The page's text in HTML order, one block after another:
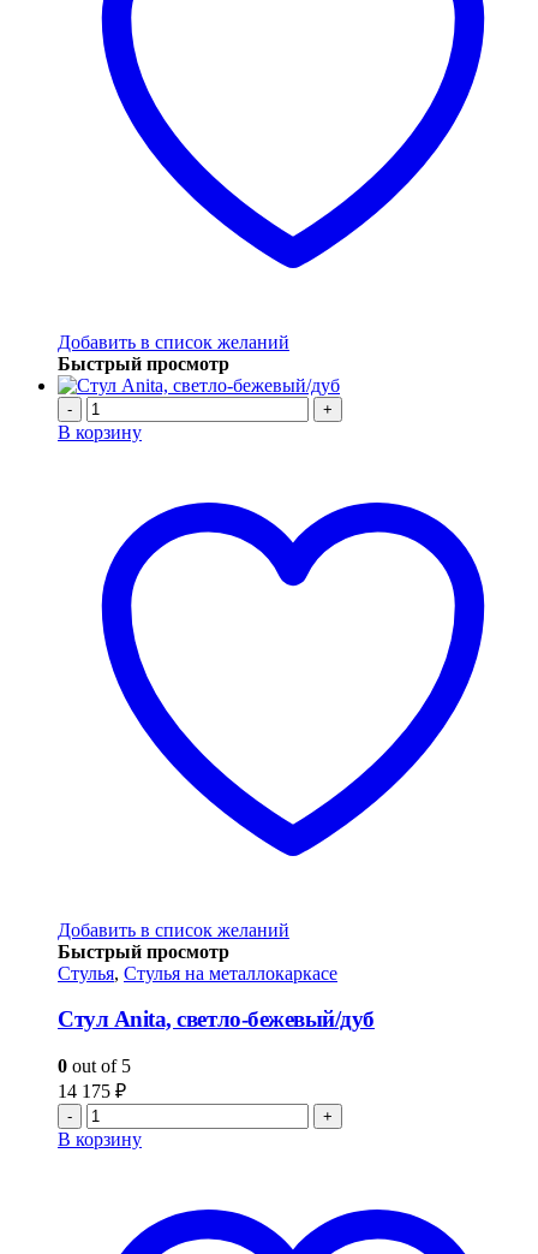
Добавить в список желаний
Быстрый просмотр
- +
В корзину
Добавить в список желаний
Быстрый просмотр
Стулья, Стулья на металлокаркасе
Стул Anita, светло-бежевый/дуб
0 out of 5
14 175 ₽
- +
В корзину